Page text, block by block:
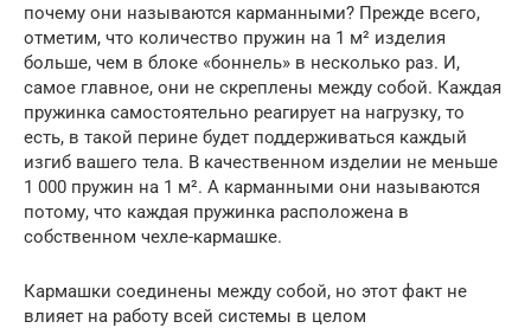
почему они называются карманными? Прежде всего,
отметим, что количество пружин на 1 м² изделия
больше, чем в блоке «боннель» в несколько раз. И,
самое главное, они не скреплены между собой. Каждая
пружинка самостоятельно реагирует на нагрузку, то
есть, в такой перине будет поддерживаться каждый
изгиб вашего тела. В качественном изделии не меньше
1 000 пружин на 1 м². А карманными они называются
потому, что каждая пружинка расположена в
собственном чехле-кармашке.
Кармашки соединены между собой, но этот факт не
влияет на работу всей системы в целом